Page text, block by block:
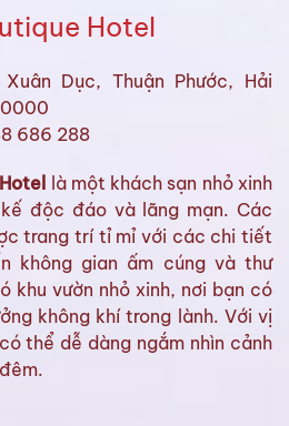
Hotel
Dục, Thuận Phước, Hải
686 288
là một khách sạn nhỏ xinh
độc đáo và lãng mạn. Các
trang trí tỉ mỉ với các chi tiết
không gian ấm cúng và thư
khu vườn nhỏ xinh, nơi bạn có
không khí trong lành. Với vị
thể dễ dàng ngắm nhìn cảnh